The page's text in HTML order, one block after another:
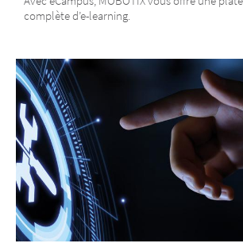
complète d’e-learning.